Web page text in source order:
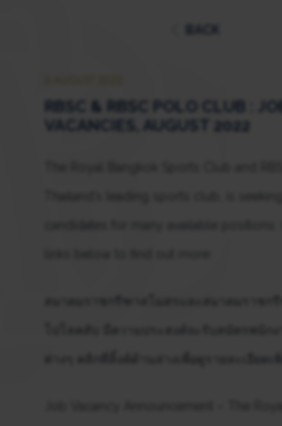
RBSC & RBSC POLO CLUB : JOB
VACANCIES, AUGUST 2022